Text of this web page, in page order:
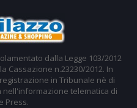
dalla Legge 103/2012
Cassazione n.23230/2012. In
in Tribunale nè di
telematica di
Press.